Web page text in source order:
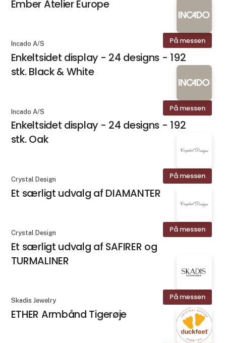
Ember Atelier Europe
På messen
Incado A/S
Enkeltsidet display - 24 designs - 192
stk. Black & White
På messen
Incado A/S
Enkeltsidet display - 24 designs - 192
stk. Oak
På messen
Crystal Design
Et særligt udvalg af DIAMANTER
På messen
Crystal Design
Et særligt udvalg af SAFIRER og
TURMALINER
På messen
Skadis Jewelry
ETHER Armbånd Tigerøje